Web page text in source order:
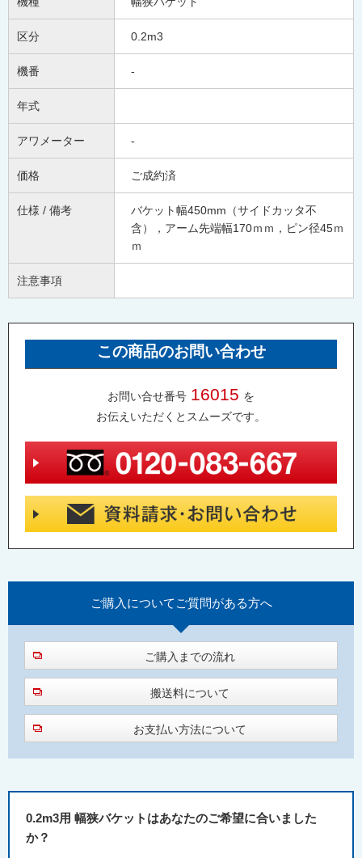
区分 0.2m3
機番 -
年式
アワメーター -
価格 ご成約済
仕様 / 備考
バケット幅450mm（サイドカッタ不
含），アーム先端幅170ｍｍ，ピン径45ｍ
ｍ
注意事項
この商品のお問い合わせ
お問い合せ番号 16015 を
お伝えいただくとスムーズです。
ご購入について ご質問がある方へ
ご購入までの流れ
搬送料について
お支払い方法について
0.2m3用 幅狭バケットはあなたのご希望に合いました
か？